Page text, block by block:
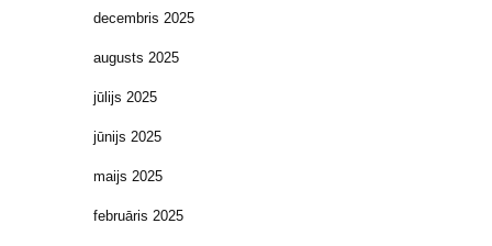
decembris 2025
augusts 2025
jūlijs 2025
jūnijs 2025
maijs 2025
februāris 2025